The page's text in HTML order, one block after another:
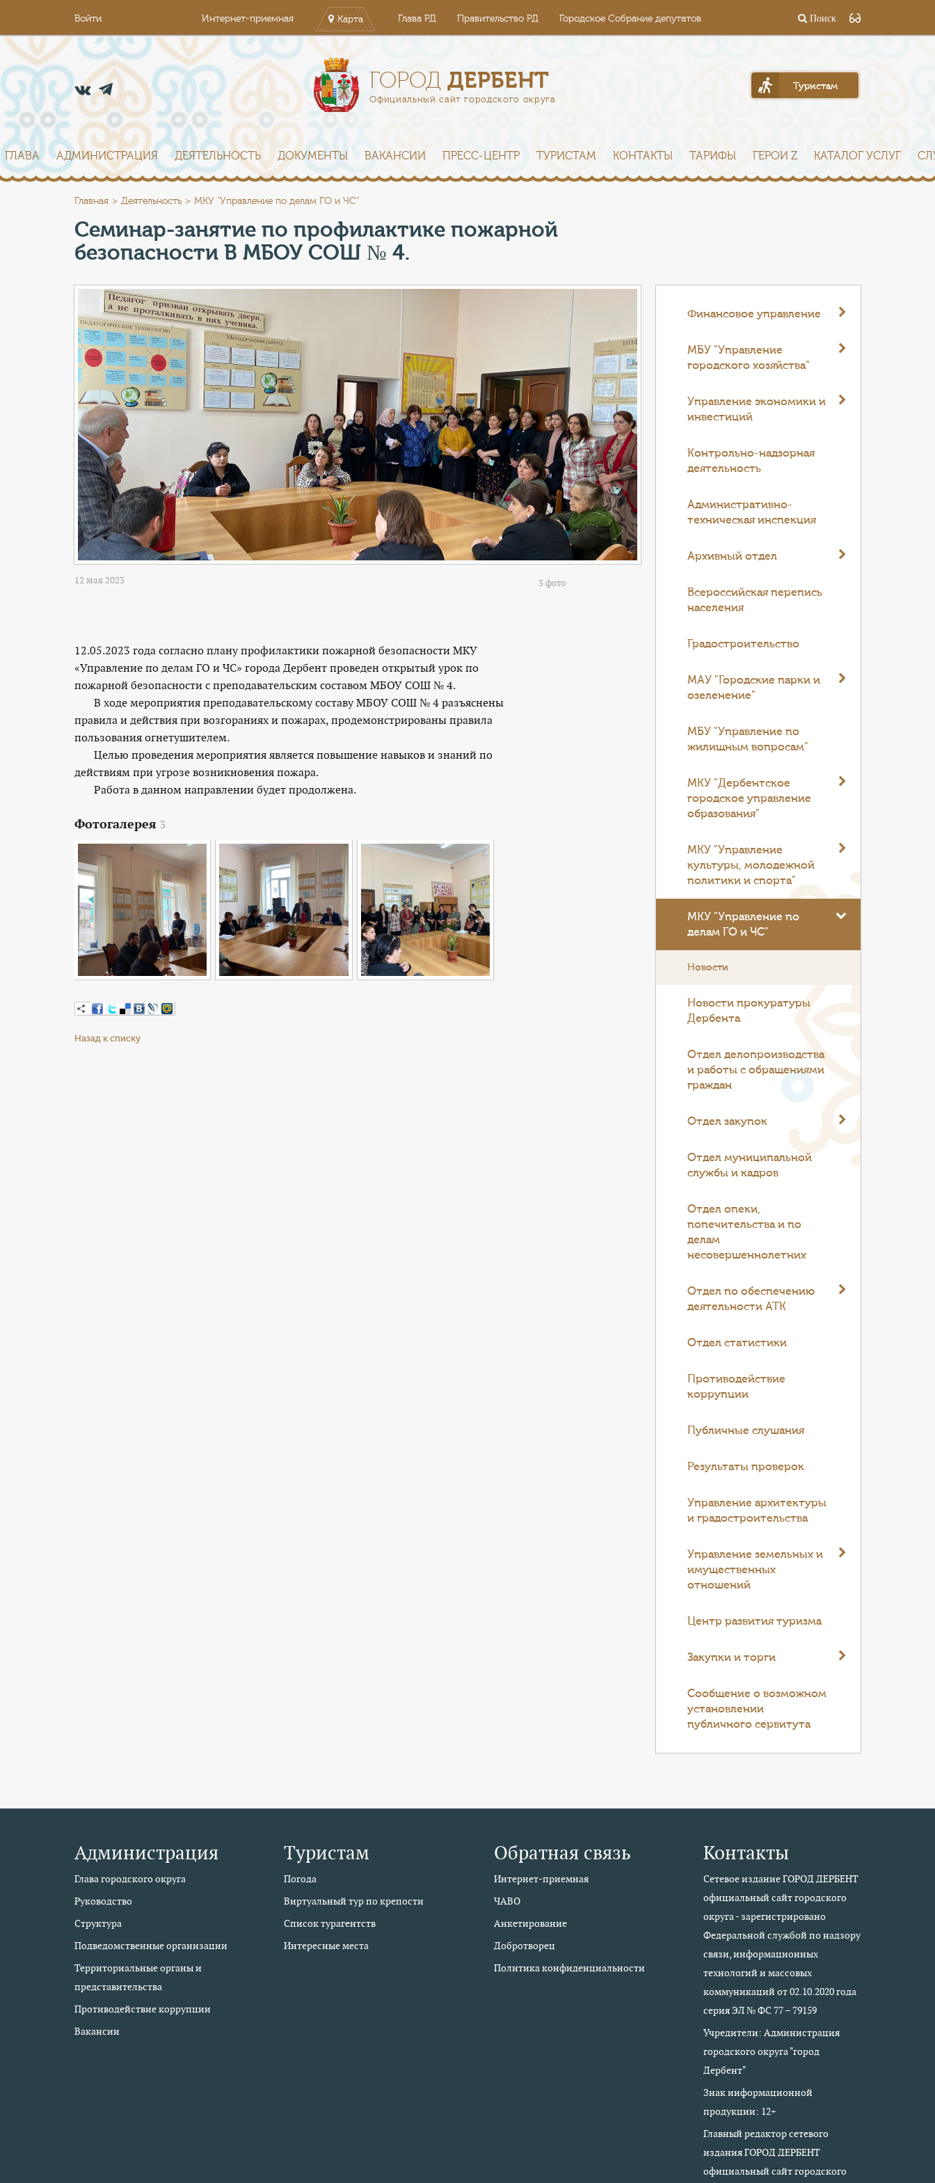
Войти Интернет-приемная Карта Глава РД Правительство РД Городское Собрание депутатов Поиск
ГОРОДДЕРБЕНТ
Официальный сайт городского округа
Туристам
ГЛАВА АДМИНИСТРАЦИЯ ДЕЯТЕЛЬНОСТЬ ДОКУМЕНТЫ ВАКАНСИИ ПРЕСС-ЦЕНТР ТУРИСТАМ КОНТАКТЫ ТАРИФЫ ГЕРОИ Z КАТАЛОГ УСЛУГ
Главная Деятельность МКУ "Управление по делам ГО и ЧС"
Семинар-занятие по профилактике пожарной
безопасности В МБОУ СОШ № 4.
12 мая 2023 3 фото
12.05.2023 года согласно плану профилактики пожарной безопасности МКУ
«Управление по делам ГО и ЧС» города Дербент проведен открытый урок по
пожарной безопасности с преподавательским составом МБОУ СОШ № 4.
В ходе мероприятия преподавательскому составу МБОУ СОШ № 4 разъяснены
правила и действия при возгораниях и пожарах, продемонстрированы правила
пользования огнетушителем.
Целью проведения мероприятия является повышение навыков и знаний по
действиям при угрозе возникновения пожара.
Работа в данном направлении будет продолжена.
Фотогалерея 3
Назад к списку
Финансовое управление
МБУ "Управление
городского хозяйства"
Управление экономики и
инвестиций
Контрольно-надзорная
деятельность
Административно-
техническая инспекция
Архивный отдел
Всероссийская перепись
населения
Градостроительство
МАУ "Городские парки и
озеленение"
МБУ "Управление по
жилищным вопросам"
МКУ "Дербентское
городское управление
образования"
МКУ "Управление
культуры, молодежной
политики и спорта"
МКУ "Управление по
делам ГО и ЧС"
Новости
Новости прокуратуры
Дербента
Отдел делопроизводства
и работы с обращениями
граждан
Отдел закупок
Отдел муниципальной
службы и кадров
Отдел опеки,
попечительства и по
делам
несовершеннолетних
Отдел по обеспечению
деятельности АТК
Отдел статистики
Противодействие
коррупции
Публичные слушания
Результаты проверок
Управление архитектуры
и градостроительства
Управление земельных и
имущественных
отношений
Центр развития туризма
Закупки и торги
Cообщение о возможном
установлении
публичного сервитута
Администрация
Глава городского округа
Руководство
Структура
Подведомственные организации
Территориальные органы и
представительства
Противодействие коррупции
Вакансии
Туристам
Погода
Виртуальный тур по крепости
Список турагентств
Интересные места
Обратная связь
Интернет-приемная
ЧАВО
Анкетирование
Добротворец
Политика конфиденциальности
Контакты
Сетевое издание ГОРОД ДЕРБЕНТ
официальный сайт городского
округа - зарегистрировано
Федеральной службой по надзору
связи, информационных
технологий и массовых
коммуникаций от 02.10.2020 года
серия ЭЛ № ФС 77 – 79159
Учредители: Администрация
городского округа "город
Дербент"
Знак информационной
продукции: 12+
Главный редактор сетевого
издания ГОРОД ДЕРБЕНТ
официальный сайт городского